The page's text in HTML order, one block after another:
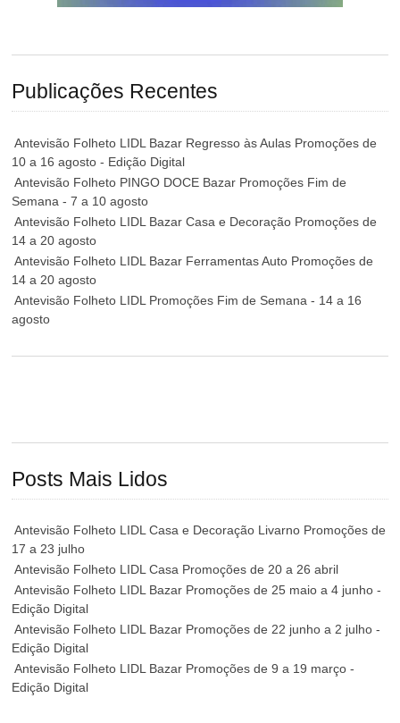
Publicações Recentes
Antevisão Folheto LIDL Bazar Regresso às Aulas Promoções de
10 a 16 agosto - Edição Digital
Antevisão Folheto PINGO DOCE Bazar Promoções Fim de
Semana - 7 a 10 agosto
Antevisão Folheto LIDL Bazar Casa e Decoração Promoções de
14 a 20 agosto
Antevisão Folheto LIDL Bazar Ferramentas Auto Promoções de
14 a 20 agosto
Antevisão Folheto LIDL Promoções Fim de Semana - 14 a 16
agosto
Posts Mais Lidos
Antevisão Folheto LIDL Casa e Decoração Livarno Promoções de
17 a 23 julho
Antevisão Folheto LIDL Casa Promoções de 20 a 26 abril
Antevisão Folheto LIDL Bazar Promoções de 25 maio a 4 junho -
Edição Digital
Antevisão Folheto LIDL Bazar Promoções de 22 junho a 2 julho -
Edição Digital
Antevisão Folheto LIDL Bazar Promoções de 9 a 19 março -
Edição Digital